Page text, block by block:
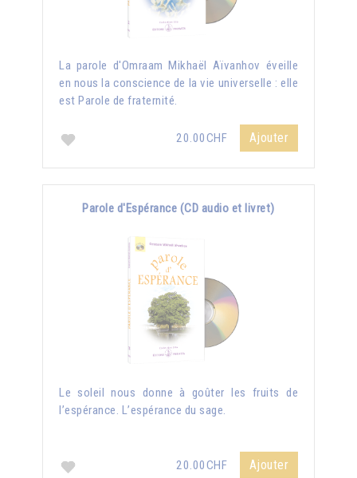
La parole d'Omraam Mikhaël Aïvanhov éveille
en nous la conscience de la vie universelle : elle
est Parole de fraternité.
20.00CHF Ajouter
Parole d'Espérance (CD audio et livret)
Le soleil nous donne à goûter les fruits de
l’espérance. L’espérance du sage.
20.00CHF Ajouter